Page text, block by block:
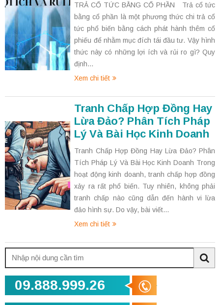
TRẢ CỔ TỨC BẰNG CỔ PHẦN Trả cổ tức
bằng cổ phần là một phương thức chi trả cổ
tức phổ biến bằng cách phát hành thêm cổ
phiếu để nhằm mục đích tái đầu tư. Vậy hình
thức này có những lợi ích và rủi ro gì? Quy
định...
Xem chi tiết
Tranh Chấp Hợp Đồng Hay
Lừa Đảo? Phân Tích Pháp
Lý Và Bài Học Kinh Doanh
Tranh Chấp Hợp Đồng Hay Lừa Đảo? Phân
Tích Pháp Lý Và Bài Học Kinh Doanh Trong
hoạt động kinh doanh, tranh chấp hợp đồng
xảy ra rất phổ biến. Tuy nhiên, không phải
tranh chấp nào cũng dẫn đến hành vi lừa
đảo hình sự. Do vậy, bài viết...
Xem chi tiết
kiếm:
09.888.999.26